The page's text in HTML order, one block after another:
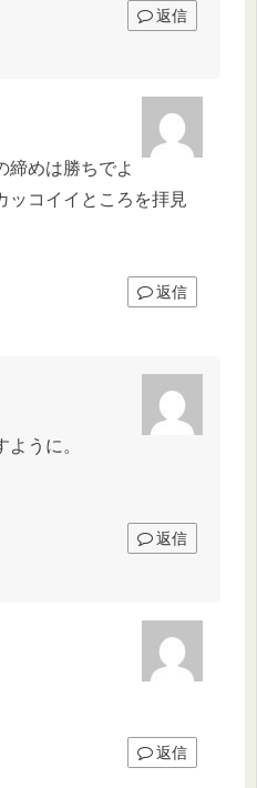
返信
締めは勝ちでよ
ッコイイところを拝見
返信
うに。
返信
返信